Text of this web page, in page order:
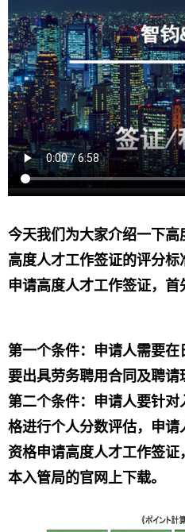
今天我们为大家介绍一下
高度人才工作签证的评分标
申请高度人才工作签证，首
第一个条件：申请人需要在
要出具劳务聘用合同及聘请
第二个条件：申请人要针
格进行个人分数评估，申请
资格申请高度人才工作签证
本入管局的官网上下载。